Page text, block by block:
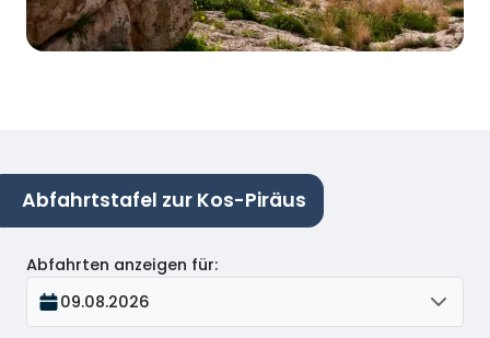
Abfahrtstafel zur Kos-Piräus
Abfahrten anzeigen für:
09.08.2026